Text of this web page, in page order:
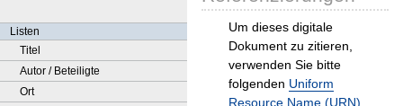
Listen
Titel
Autor / Beteiligte
Ort
Um dieses digitale
Dokument zu zitieren,
verwenden Sie bitte
folgenden Uniform
Resource Name (URN)